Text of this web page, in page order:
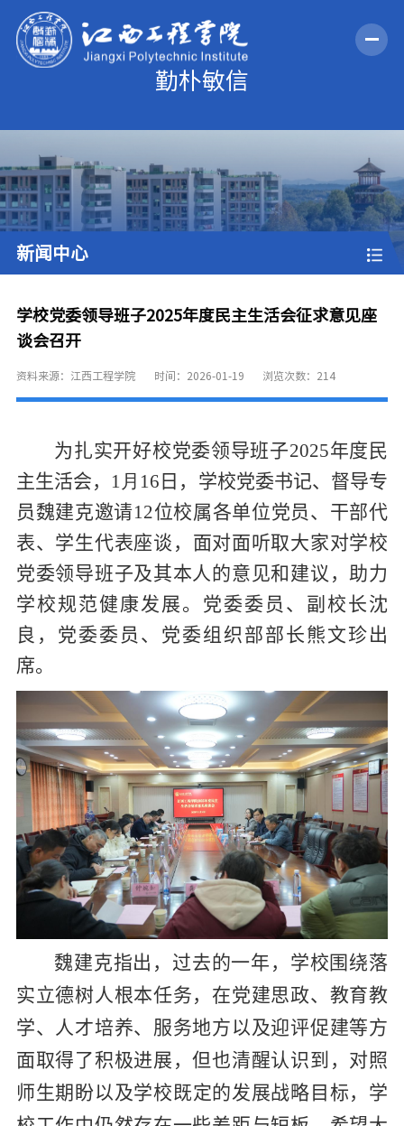
新闻中心
学校党委领导班子2025年度民主生活会征求意见座
谈会召开
资料来源：江西工程学院 时间：2026-01-19 浏览次数： 214
为扎实开好校党委领导班子2025年度民
主生活会， 1月 16 日， 学校党委书记、督导专
员魏建克邀请12位校属各单位党员、干部代
表、 学生代表座谈，面对面听取大家对学校
党委领导班子及其本人的意见和建议，助力
学校规范健康发展。 党委委员、副校长沈
良，党委委员、党委组织部部长熊文珍出
席。
魏建克指出，过去的一年，学校围绕落
实立德树人根本任务，在党建思政、教育教
学、人才培养、服务地方以及迎评促建等方
面取得了积极进展，但也清醒认识到，对照
师生期盼以及学校既定的发展战略目标，学